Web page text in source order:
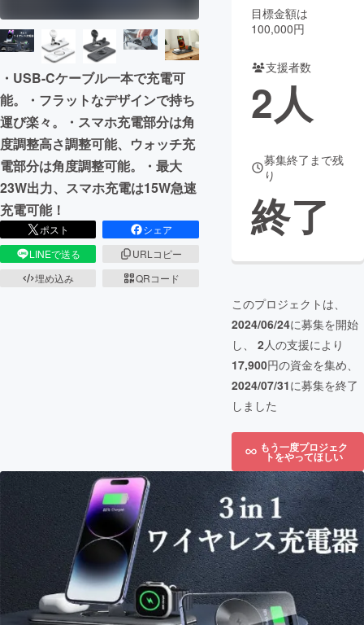
まちづくり・地域活性化
CAMPFIRE for Social Good
CAMPFIRE Creation
CAMPFIREふるさと納税machi-ya コミュニティ
・USB-Cケーブル一本で充電可
能。・フラットなデザインで持ち
運び楽々。・スマホ充電部分は角
度調整高さ調整可能、ウォッチ充
電部分は角度調整可能。・最大
23W出力、スマホ充電は15W急速
充電可能！
ポスト
シェア
LINEで送る
URLコピー
埋め込み
QRコード
目標金額は
100,000円
支援者数
2人
募集終了まで残
り
終了
このプロジェクトは、
2024/06/24に募集を開始
し、 2人の支援により
17,900円の資金を集め、
2024/07/31に募集を終了
しました
もう一度プロジェク
トをやってほしい